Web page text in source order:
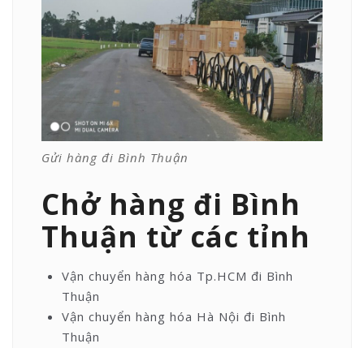
Gửi hàng đi Bình Thuận
Chở hàng đi Bình
Thuận từ các tỉnh
Vận chuyển hàng hóa Tp.HCM đi Bình
Thuận
Vận chuyển hàng hóa Hà Nội đi Bình
Thuận